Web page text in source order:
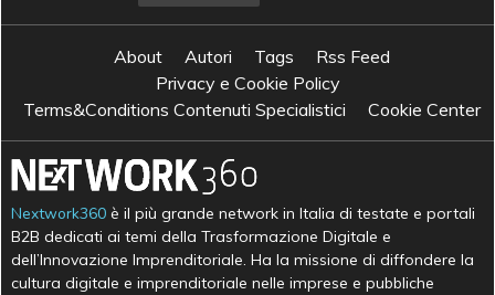
About Autori Tags
Rss Feed
Privacy e Cookie Policy
Terms&Conditions Contenuti Specialistici
Cookie Center
Nextwork360 è il più grande network in Italia di testate e portali
B2B dedicati ai temi della Trasformazione Digitale e
dell’Innovazione Imprenditoriale. Ha la missione di diffondere la
cultura digitale e imprenditoriale nelle imprese e pubbliche